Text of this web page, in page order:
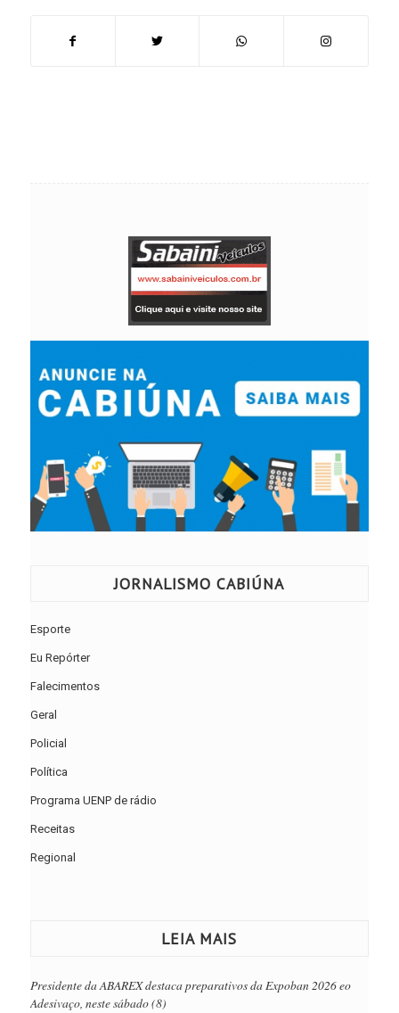
JORNALISMO CABIÚNA
Esporte
Eu Repórter
Falecimentos
Geral
Policial
Política
Programa UENP de rádio
Receitas
Regional
LEIA MAIS
Presidente da ABAREX destaca preparativos da Expoban 2026 eo
Adesivaço, neste sábado (8)